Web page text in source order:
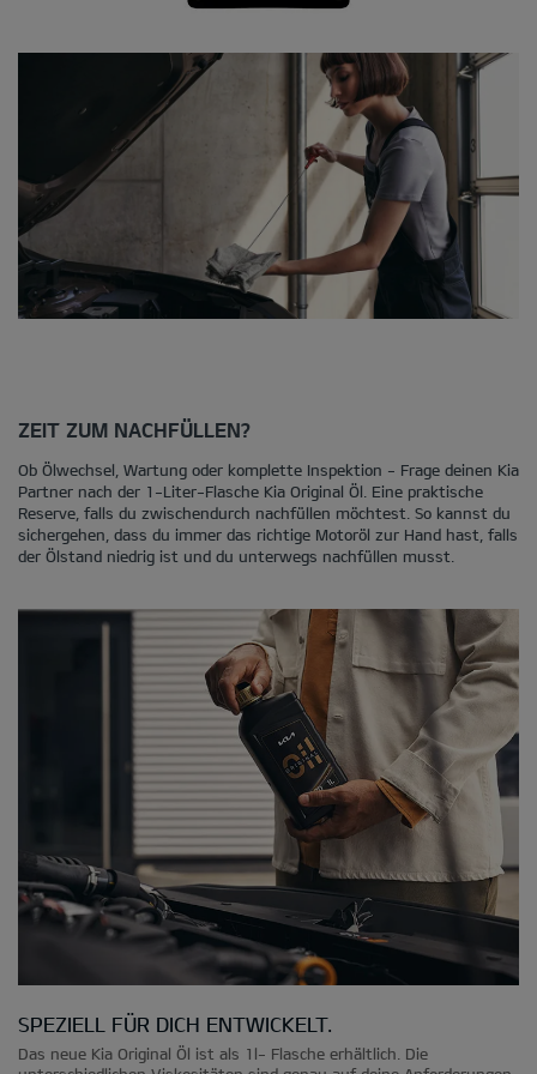
ZEIT ZUM NACHFÜLLEN?
Ob Ölwechsel, Wartung oder komplette Inspektion - Frage deinen Kia
Partner nach der 1-Liter-Flasche Kia Original Öl. Eine praktische
Reserve, falls du zwischendurch nachfüllen möchtest. So kannst du
sichergehen, dass du immer das richtige Motoröl zur Hand hast, falls
der Ölstand niedrig ist und du unterwegs nachfüllen musst.
SPEZIELL FÜR DICH ENTWICKELT.
Das neue Kia Original Öl ist als 1l- Flasche erhältlich. Die